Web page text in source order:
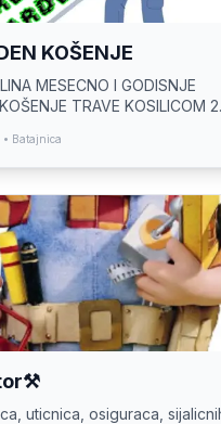
KOŠENJE
5. KRCENJE ZAPUSTENIH
• Batajnica
uticnica, osiguraca,